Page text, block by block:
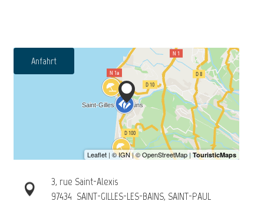
Anfahrt
3, rue Saint-Alexis
97434 SAINT-GILLES-LES-BAINS, SAINT-PAUL